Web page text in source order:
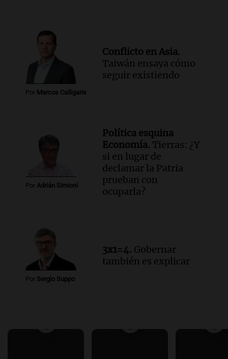
Por Marcos Calligaris
Conflicto en Asia.
Taiwán ensaya cómo
seguir existiendo
Por Adrián Simioni
Política esquina
Economía. Tierras: ¿Y
si en lugar de
declamar la Patria
prueban con
ocuparla?
Por Sergio Suppo
3x1=4. Gobernar
también es explicar